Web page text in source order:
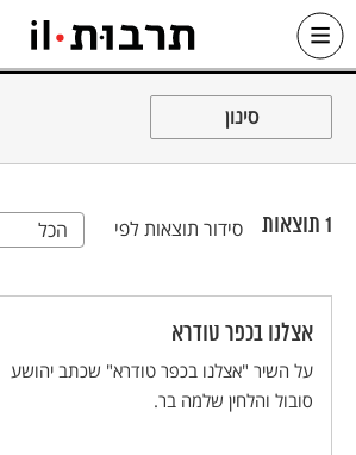
Skip
כל האתר
סינון
1 תוצאות סידור תוצאות לפי הכל
אצלנו בכפר טודרא
על השיר "אצלנו בכפר טודרא" שכתב יהושע
סובול והלחין שלמה בר.